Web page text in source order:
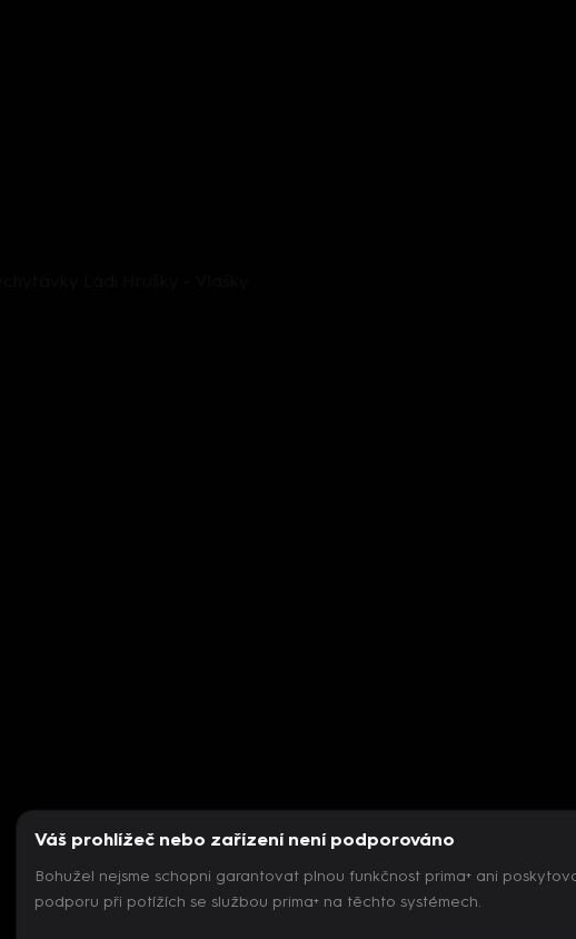
Váš prohlížeč nebo zařízení není podporováno
Bohužel nejsme schopni garantovat plnou funkčnost prima+ ani
podporu při potížích se službou prima+ na těchto systémech.